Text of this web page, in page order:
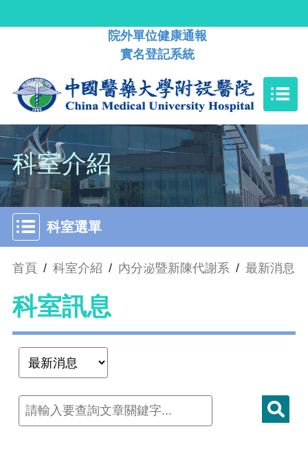
院外單位健康通報
實名登記系統
科室介紹
科室選單
首頁 / 科室介紹 / 內分泌暨新陳代謝系 / 最新消息
科室訊息